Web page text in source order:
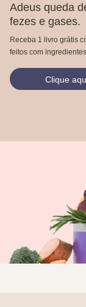
Adeus queda
fezes e gases.
Receba 1 livro grátis
feitos com
Clique